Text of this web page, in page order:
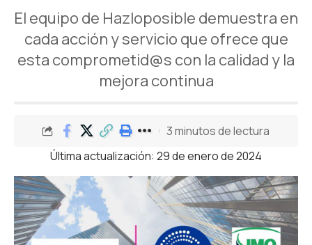
El equipo de Hazloposible demuestra en
cada acción y servicio que ofrece que
esta comprometid@s con la calidad y la
mejora continua
Última actualización: 29 de enero de 2024
3 minutos de lectura